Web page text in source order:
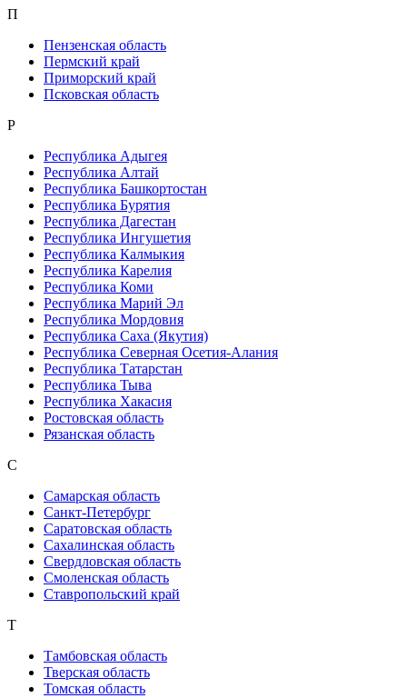
П
Пензенская область
Пермский край
Приморский край
Псковская область
Р
Республика Адыгея
Республика Алтай
Республика Башкортостан
Республика Бурятия
Республика Дагестан
Республика Ингушетия
Республика Калмыкия
Республика Карелия
Республика Коми
Республика Марий Эл
Республика Мордовия
Республика Саха (Якутия)
Республика Северная Осетия-Алания
Республика Татарстан
Республика Тыва
Республика Хакасия
Ростовская область
Рязанская область
С
Самарская область
Санкт-Петербург
Саратовская область
Сахалинская область
Свердловская область
Смоленская область
Ставропольский край
Т
Тамбовская область
Тверская область
Томская область